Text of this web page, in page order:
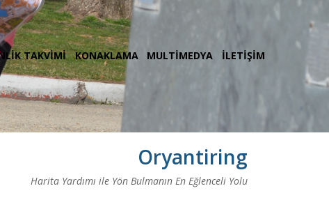
TAKVİMİ KONAKLAMA MULTİMEDYA İLETİŞİM
Oryantiring
Harita Yardımı ile Yön Bulmanın En Eğlenceli Yolu